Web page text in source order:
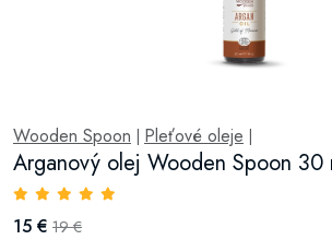
Wooden Spoon Pleťové oleje
Arganový olej Wooden Spoon 30
15 € 19 €